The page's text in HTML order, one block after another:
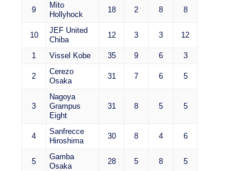
9
Mito
Hollyhock
18 2 8 8
10
JEF United
Chiba
12 3 3 12
1 Vissel Kobe 35 9 6 3
2
Cerezo
Osaka
31 7 6 5
3
Nagoya
Grampus
Eight
31 8 5 5
4
Sanfrecce
Hiroshima
30 8 4 6
5
Gamba
Osaka
28 5 8 5